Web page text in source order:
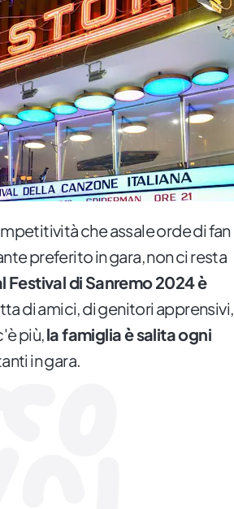
che assale orde di fan
preferito in gara, non ci resta
Festival di Sanremo 2024 è
di amici, di genitori apprensivi,
più,la famiglia è salita ogni
in gara.